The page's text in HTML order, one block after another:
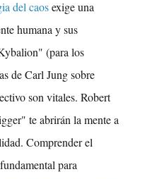
del caosexige una
humana y sus
(para los
de Carl Jung sobre
son vitales. Robert
te abrirán la mente a
Comprender el
para